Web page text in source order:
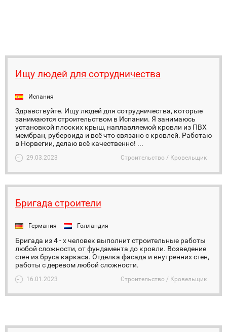
Ищу людей для сотрудничества
Испания
Здравствуйте. Ищу людей для сотрудничества, которые
занимаются строительством в Испании. Я занимаюсь
установкой плоских крыш, наплавляемой кровли из ПВХ
мембран, рубероида и всё что связано с кровлей. Работаю
в Норвегии, делаю всё качественно! ...
29.03.2023 Строительство / Кровельщик
Бригада строители
Германия Голландия
Бригада из 4 - х человек выполнит строительные работы
любой сложности, от фундамента до кровли. Возведение
стен из бруса каркаса. Отделка фасада и внутренних стен,
работы с деревом любой сложности.
16.01.2023 Строительство / Кровельщик